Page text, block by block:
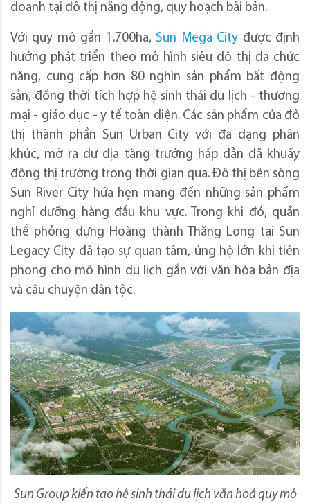
doanh tại đô thị năng động, quy hoạch bài bản.
Với quy mô gần 1.700ha, Sun Mega City được định
hướng phát triển theo mô hình siêu đô thị đa chức
năng, cung cấp hơn 80 nghìn sản phẩm bất động
sản, đồng thời tích hợp hệ sinh thái du lịch - thương
mại - giáo dục - y tế toàn diện. Các sản phẩm của đô
thị thành phần Sun Urban City với đa dạng phân
khúc, mở ra dư địa tăng trưởng hấp dẫn đã khuấy
động thị trường trong thời gian qua. Đô thị bên sông
Sun River City hứa hẹn mang đến những sản phẩm
nghỉ dưỡng hàng đầu khu vực. Trong khi đó, quần
thể phỏng dựng Hoàng thành Thăng Long tại Sun
Legacy City đã tạo sự quan tâm, ủng hộ lớn khi tiên
phong cho mô hình du lịch gắn với văn hóa bản địa
và câu chuyện dân tộc.
Sun Group kiến tạo hệ sinh thái du lịch văn hoá quy mô